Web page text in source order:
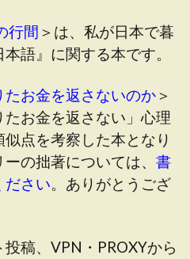
行間 ＞は、私が日本で暮
語』に関する本です。
たお金を返さないのか＞
お金を返さない」心理
点を考察した本となり
の拙著については、 書
ださい。ありがとうござ
投稿、VPN・PROXYから